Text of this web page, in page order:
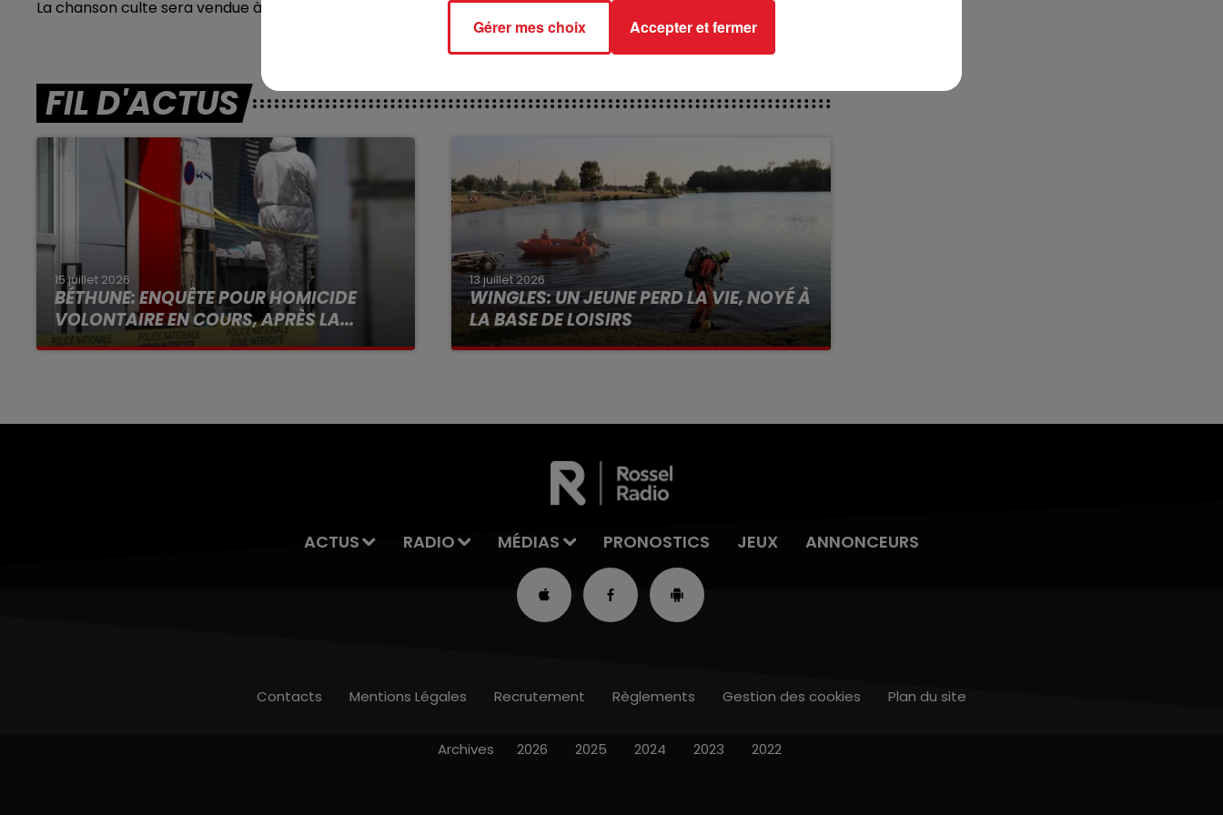
La chanson culte sera vendue à plus de 15 millions d’exemplaires dans le monde, un record à l’époque.
FIL D'ACTUS
15 juillet 2026
BÉTHUNE: ENQUÊTE POUR HOMICIDE
VOLONTAIRE EN COURS, APRÈS LA...
Selon les premiers éléments, le logement
13 juillet 2026
WINGLES: UN JEUNE PERD LA VIE, NOYÉ À
LA BASE DE LOISIRS
La victime a coulé à pic
ACTUS RADIO MÉDIAS PRONOSTICS JEUX ANNONCEURS
Contacts Mentions Légales Recrutement Règlements Gestion des cookies Plan du site
Archives 2026 2025 2024 2023 2022
Gérer mes choix Accepter et fermer